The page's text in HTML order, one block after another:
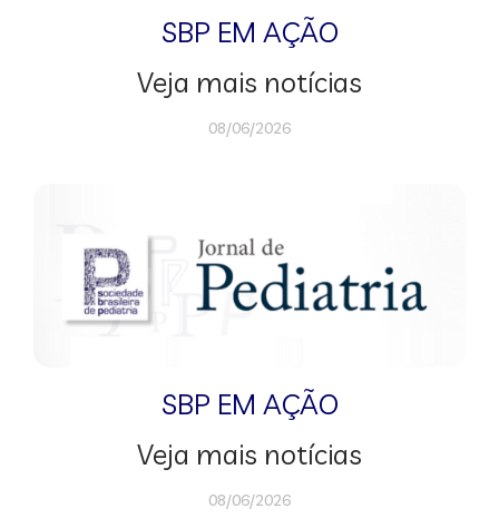
SBP EM AÇÃO
Veja mais notícias
08/06/2026
SBP EM AÇÃO
Veja mais notícias
08/06/2026